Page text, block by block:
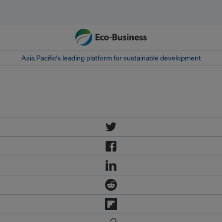
Asia Pacific‘s leading platform for sustainable development